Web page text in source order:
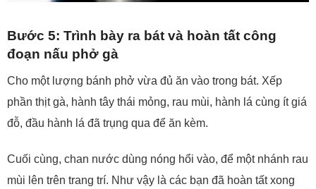
Bước 5: Trình bày ra bát và hoàn tất công
đoạn nấu phở gà
Cho một lượng bánh phở vừa đủ ăn vào trong bát. Xếp
phần thịt gà, hành tây thái mỏng, rau mùi, hành lá cùng ít giá
đỗ, đầu hành lá đã trụng qua để ăn kèm.
Cuối cùng, chan nước dùng nóng hổi vào, để một nhánh rau
mùi lên trên trang trí. Như vậy là các bạn đã hoàn tất xong